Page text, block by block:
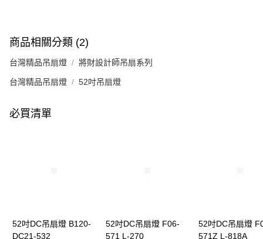
商品相關分類 (2)
台灣精品吊扇燈 將財設計師吊扇系列
台灣精品吊扇燈 52吋吊扇燈
必買清單
52吋DC吊扇燈 B120-
DC21-532
52吋DC吊扇燈 F06-
571 L-270
52吋DC吊扇燈
571Z L-818A